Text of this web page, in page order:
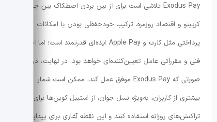
Exodus Pay تلاشی است برای از بین بردن اصطکاک بین جهان
کریپتو و اقتصاد روزمره. ترکیب خودحفظی بودن با امکانات
پرداختی مثل کارت و Apple Pay ایده‌ای قدرتمند است؛ اما اجرای
فنی و مقرراتی عامل تعیین‌کننده‌ای خواهد بود. در نهایت، در
صورتی که Exodus Pay موفق عمل کند، ممکن است شمار
بیشتری از کاربران، به‌ویژه نسل جوان، از استیبل کوین‌ها برای
تراکنش‌های روزانه استفاده کنند و این نقطه آغازی برای پیدایش